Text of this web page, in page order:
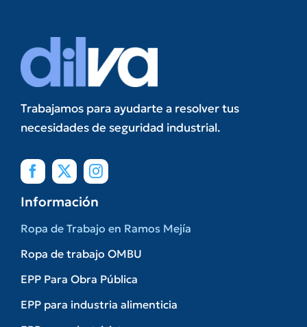
Trabajamos para ayudarte a resolver tus
necesidades de seguridad industrial.
Información
Ropa de Trabajo en Ramos Mejía
Ropa de trabajo OMBU
EPP Para Obra Pública
EPP para industria alimenticia